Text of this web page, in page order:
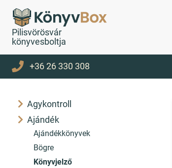
Pilisvörösvár
könyvesboltja
+36 26 330 308
Agykontroll
Ajándék
Ajándékkönyvek
Bögre
Könyvjelző